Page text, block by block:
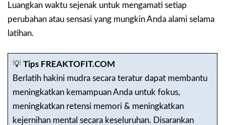
Luangkan waktu sejenak untuk mengamati setiap
perubahan atau sensasi yang mungkin Anda alami selama
latihan.
💡 Tips FREAKTOFIT.COM
Berlatih hakini mudra secara teratur dapat membantu
meningkatkan kemampuan Anda untuk fokus,
meningkatkan retensi memori & meningkatkan
kejernihan mental secara keseluruhan. Disarankan